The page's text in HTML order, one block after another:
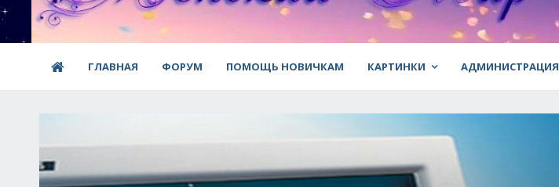
ГЛАВНАЯ ФОРУМ ПОМОЩЬ НОВИЧКАМ КАРТИНКИ АДМИНИСТРАЦИЯ